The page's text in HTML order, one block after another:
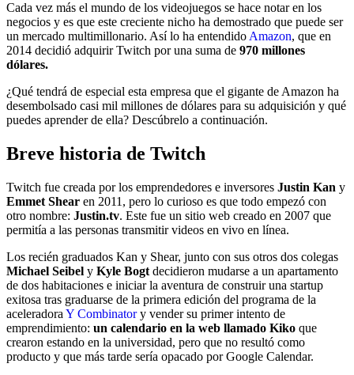
Cada vez más el mundo de los videojuegos se hace notar en los
negocios y es que este creciente nicho ha demostrado que puede ser
un mercado multimillonario. Así lo ha entendido Amazon, que en
2014 decidió adquirir Twitch por una suma de 970 millones
dólares.
¿Qué tendrá de especial esta empresa que el gigante de Amazon ha
desembolsado casi mil millones de dólares para su adquisición y qué
puedes aprender de ella? Descúbrelo a continuación.
Breve historia de Twitch
Twitch fue creada por los emprendedores e inversores Justin Kan y
Emmet Shear en 2011, pero lo curioso es que todo empezó con
otro nombre: Justin.tv. Este fue un sitio web creado en 2007 que
permitía a las personas transmitir videos en vivo en línea.
Los recién graduados Kan y Shear, junto con sus otros dos colegas
Michael Seibel y Kyle Bogt decidieron mudarse a un apartamento
de dos habitaciones e iniciar la aventura de construir una startup
exitosa tras graduarse de la primera edición del programa de la
aceleradora Y Combinatory vender su primer intento de
emprendimiento: un calendario en la web llamado Kiko que
crearon estando en la universidad, pero que no resultó como
producto y que más tarde sería opacado por Google Calendar.